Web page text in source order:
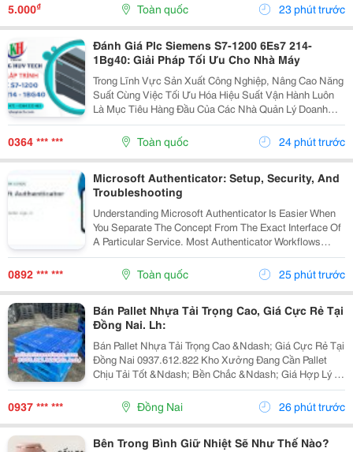
Đến Kiểu Trễ Vai Quyến Rũ Hay Tay Phồng Điệu Đà,
5.000₫ Toàn quốc 23 phút trước
Đánh Giá Plc Siemens S7-1200 6Es7 214-
1Bg40: Giải Pháp Tối Ưu Cho Nhà Máy
Trong Lĩnh Vực Sản Xuất Công Nghiệp, Nâng Cao Năng
Suất Cùng Việc Tối Ưu Hóa Hiệu Suất Vận Hành Luôn
Là Mục Tiêu Hàng Đầu Của Các Nhà Quản Lý Doanh
Nghiệp. Để Hỗ Trợ Các Dây Chuyền Và Hệ Thống Tự
Động Hóa Làm Việc Chính Xác, Mượt Mà Hơn, Một
Thiết Bị...
0364 *** *** Toàn quốc 24 phút trước
Microsoft Authenticator: Setup, Security, And
Troubleshooting
Understanding Microsoft Authenticator Is Easier When
You Separate The Concept From The Exact Interface Of
A Particular Service. Most Authenticator Workflows
Connect An Account To An App, Device, Or Verification
Method And Then Request A Changing Code...
0892 *** *** Toàn quốc 25 phút trước
Bán Pallet Nhựa Tải Trọng Cao, Giá Cực Rẻ Tại
Đồng Nai. Lh:
Bán Pallet Nhựa Tải Trọng Cao &Ndash; Giá Cực Rẻ Tại
Đồng Nai 0937.612.822 Kho Xưởng Đang Cần Pallet
Chịu Tải Tốt &Ndash; Bền Chắc &Ndash; Giá Hợp Lý ?
Có Ngay Đây Ạ! Pallet Nhựa Tải Trọng Cao &Ndash;
Chuyên Dùng: ✅ Kê Hàng Hóa, Máy Móc, Nguyên...
0937 *** *** Đồng Nai 26 phút trước
Bên Trong Bình Giữ Nhiệt Sẽ Như Thế Nào?